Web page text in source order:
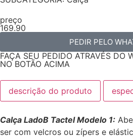
preço
169.90
PEDIR PELO
FAÇA SEU PEDIDO ATRAVÉS DO
NO BOTÃO ACIMA
descrição do produto
Calça LadoB Tactel Modelo 1:
ser com velcros ou zípers e